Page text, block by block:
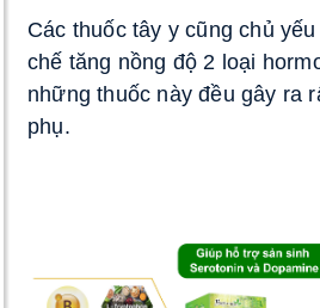
Các thuốc tây y cũng chủ
chế tăng nồng độ 2 loại
những thuốc này đều gây ra
phụ.